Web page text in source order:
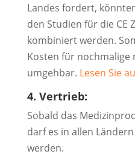
Landes fordert,
den Studien für die CE
kombiniert werden.
Kosten für nochmalige
umgehbar. Lesen Sie
4. Vertrieb:
Sobald das
darf es in allen
werden.